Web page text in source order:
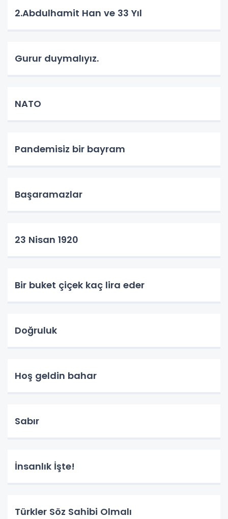
2.Abdulhamit Han ve 33 Yıl
Gurur duymalıyız.
NATO
Pandemisiz bir bayram
Başaramazlar
23 Nisan 1920
Bir buket çiçek kaç lira eder
Doğruluk
Hoş geldin bahar
Sabır
İnsanlık İşte!
Türkler Söz Sahibi Olmalı